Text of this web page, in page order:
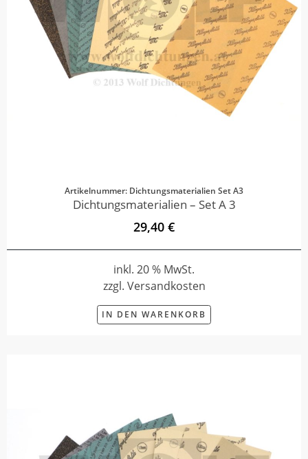
Artikelnummer: Dichtungsmaterialien Set A3
Dichtungsmaterialien – Set A 3
29,40 €
inkl. 20 % MwSt.
zzgl. Versandkosten
IN DEN WARENKORB